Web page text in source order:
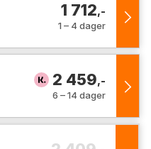
1 712,-
1 – 4 dager
2 459,-
6 – 14 dager